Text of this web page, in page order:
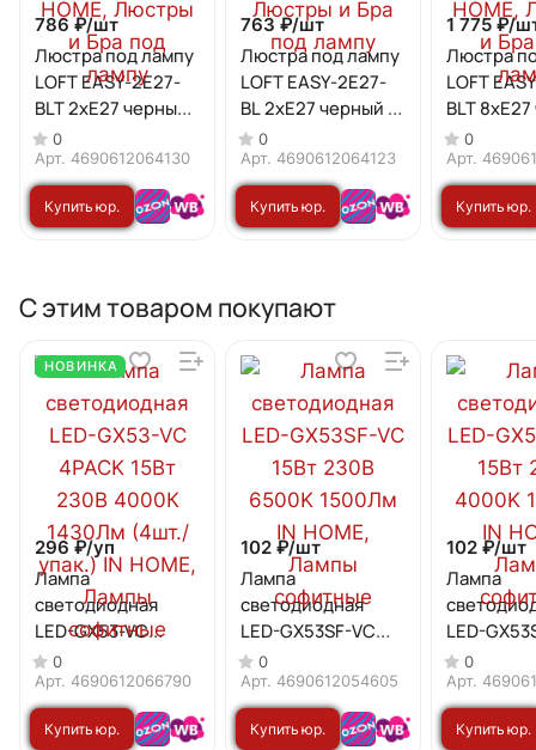
786 ₽/шт
Люстра под лампу
LOFT EASY-2E27-
BLT 2хЕ27 черный,
латунь IN HOME
0
Арт. 4690612064130
Купить юр.
763 ₽/шт
Люстра под лампу
LOFT EASY-2E27-
BL 2хЕ27 черный IN
HOME
0
Арт. 4690612064123
Купить юр.
1 775 ₽/
Люстра
LOFT
BLT
латунь IN
0
Арт.
Купить юр.
С этим товаром покупают
НОВИНКА
296 ₽/уп
Лампа
светодиодная
LED-GX53-VC
4PACK 15Вт 230В
4000К 1430Лм
(4шт./упак.) IN
HOME
0
Арт. 4690612066790
Купить юр.
102 ₽/шт
Лампа
светодиодная
LED-GX53SF-VC
15Вт 230В 6500K
1500Лм IN HOME
0
Арт. 4690612054605
Купить юр.
102 ₽/шт
Лампа
LED-
15Вт 230В
1500Лм IN
0
Арт.
Купить юр.